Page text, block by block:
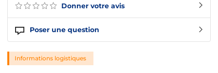
Donner votre avis
Poser une question
Informations logistiques